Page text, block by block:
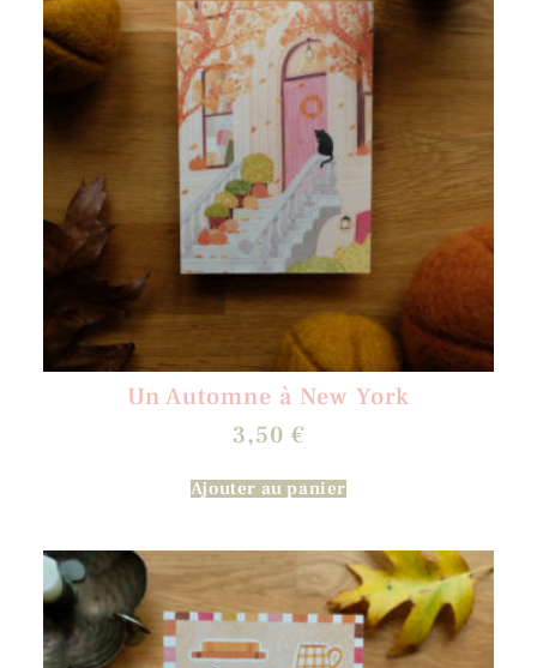
Un Automne à New York
3,50 €
Ajouter au panier